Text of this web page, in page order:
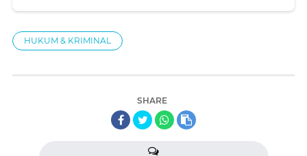
HUKUM & KRIMINAL
SHARE